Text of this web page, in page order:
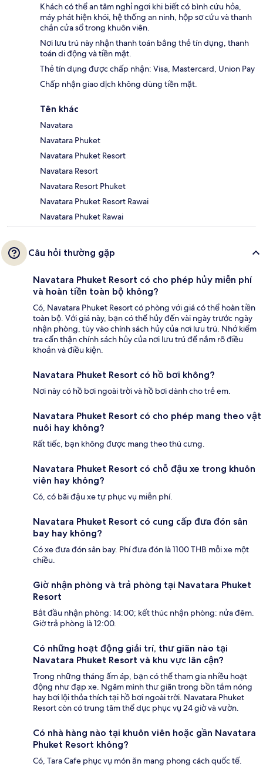
Khách có thể an tâm nghỉ ngơi khi biết có bình cứu hỏa,
máy phát hiện khói, hệ thống an ninh, hộp sơ cứu và thanh
chắn cửa sổ trong khuôn viên.
Nơi lưu trú này nhận thanh toán bằng thẻ tín dụng, thanh
toán di động và tiền mặt.
Thẻ tín dụng được chấp nhận: Visa, Mastercard, Union Pay
Chấp nhận giao dịch không dùng tiền mặt.
Tên khác
Navatara
Navatara Phuket
Navatara Phuket Resort
Navatara Resort
Navatara Resort Phuket
Navatara Phuket Resort Rawai
Navatara Phuket Rawai
Câu hỏi thường gặp
Navatara Phuket Resort có cho phép hủy miễn phí
và hoàn tiền toàn bộ không?
Có, Navatara Phuket Resort có phòng với giá có thể hoàn tiền
toàn bộ. Với giá này, bạn có thể hủy đến vài ngày trước ngày
nhận phòng, tùy vào chính sách hủy của nơi lưu trú. Nhớ kiểm
tra cẩn thận chính sách hủy của nơi lưu trú để nắm rõ điều
khoản và điều kiện.
Navatara Phuket Resort có hồ bơi không?
Nơi này có hồ bơi ngoài trời và hồ bơi dành cho trẻ em.
Navatara Phuket Resort có cho phép mang theo vật
nuôi hay không?
Rất tiếc, bạn không được mang theo thú cưng.
Navatara Phuket Resort có chỗ đậu xe trong khuôn
viên hay không?
Có, có bãi đậu xe tự phục vụ miễn phí.
Navatara Phuket Resort có cung cấp đưa đón sân
bay hay không?
Có xe đưa đón sân bay. Phí đưa đón là 1100 THB mỗi xe một
chiều.
Giờ nhận phòng và trả phòng tại Navatara Phuket
Resort
Bắt đầu nhận phòng: 14:00; kết thúc nhận phòng: nửa đêm.
Giờ trả phòng là 12:00.
Có những hoạt động giải trí, thư giãn nào tại
Navatara Phuket Resort và khu vực lân cận?
Trong những tháng ấm áp, bạn có thể tham gia nhiều hoạt
động như đạp xe. Ngâm mình thư giãn trong bồn tắm nóng
hay bơi lội thỏa thích tại hồ bơi ngoài trời. Navatara Phuket
Resort còn có trung tâm thể dục phục vụ 24 giờ và vườn.
Có nhà hàng nào tại khuôn viên hoặc gần Navatara
Phuket Resort không?
Có, Tara Cafe phục vụ món ăn mang phong cách quốc tế.